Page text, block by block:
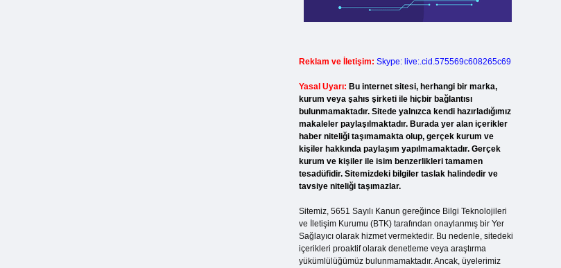
Reklam ve İletişim: Skype: live:.cid.575569c608265c69
Yasal Uyarı: Bu internet sitesi, herhangi bir marka,
kurum veya şahıs şirketi ile hiçbir bağlantısı
bulunmamaktadır. Sitede yalnızca kendi hazırladığımız
makaleler paylaşılmaktadır. Burada yer alan içerikler
haber niteliği taşımamakta olup, gerçek kurum ve
kişiler hakkında paylaşım yapılmamaktadır. Gerçek
kurum ve kişiler ile isim benzerlikleri tamamen
tesadüfidir. Sitemizdeki bilgiler taslak halindedir ve
tavsiye niteliği taşımazlar.
Sitemiz, 5651 Sayılı Kanun gereğince Bilgi Teknolojileri
ve İletişim Kurumu (BTK) tarafından onaylanmış bir Yer
Sağlayıcı olarak hizmet vermektedir. Bu nedenle, sitedeki
içerikleri proaktif olarak denetleme veya araştırma
yükümlülüğümüz bulunmamaktadır. Ancak, üyelerimiz